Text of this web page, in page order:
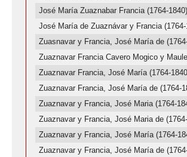
José María Zuaznabar Francia (1764-1840)
José María de Zuaznávar y Francia (1764-
Zuasnavar y Francia, José María de
Zuaznavar Francia Cavero Mogico y
Zuaznavar Francia, José María (1764-
Zuaznavar Francia, José María de (1764-
Zuaznavar y Francia, José Maria (1764-
Zuaznavar y Francia, José Maria de
Zuaznavar y Francia, José María (1764-
Zuaznavar y Francia, José María de